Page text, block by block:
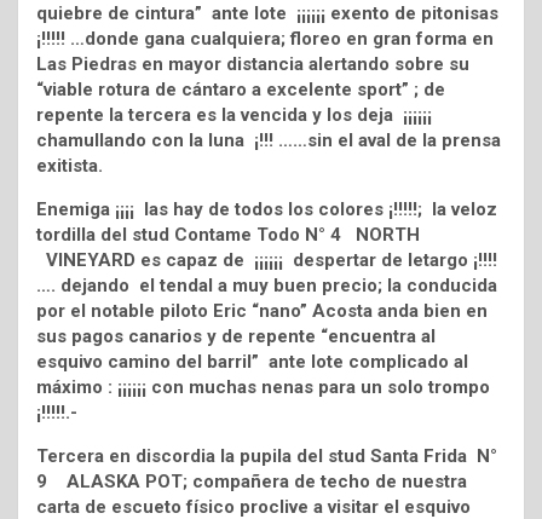
quiebre de cintura” ante lote ¡¡¡¡¡¡ exento de pitonisas
¡!!!!! …donde gana cualquiera; floreo en gran forma en
Las Piedras en mayor distancia alertando sobre su
“viable rotura de cántaro a excelente sport” ; de
repente la tercera es la vencida y los deja ¡¡¡¡¡¡
chamullando con la luna ¡!!! ……sin el aval de la prensa
exitista.
Enemiga ¡¡¡¡ las hay de todos los colores ¡!!!!!; la veloz
tordilla del stud Contame Todo N° 4 NORTH
VINEYARD es capaz de ¡¡¡¡¡¡ despertar de letargo ¡!!!!
…. dejando el tendal a muy buen precio; la conducida
por el notable piloto Eric “nano” Acosta anda bien en
sus pagos canarios y de repente “encuentra al
esquivo camino del barril” ante lote complicado al
máximo : ¡¡¡¡¡¡ con muchas nenas para un solo trompo
¡!!!!!.-
Tercera en discordia la pupila del stud Santa Frida N°
9 ALASKA POT; compañera de techo de nuestra
carta de escueto físico proclive a visitar el esquivo